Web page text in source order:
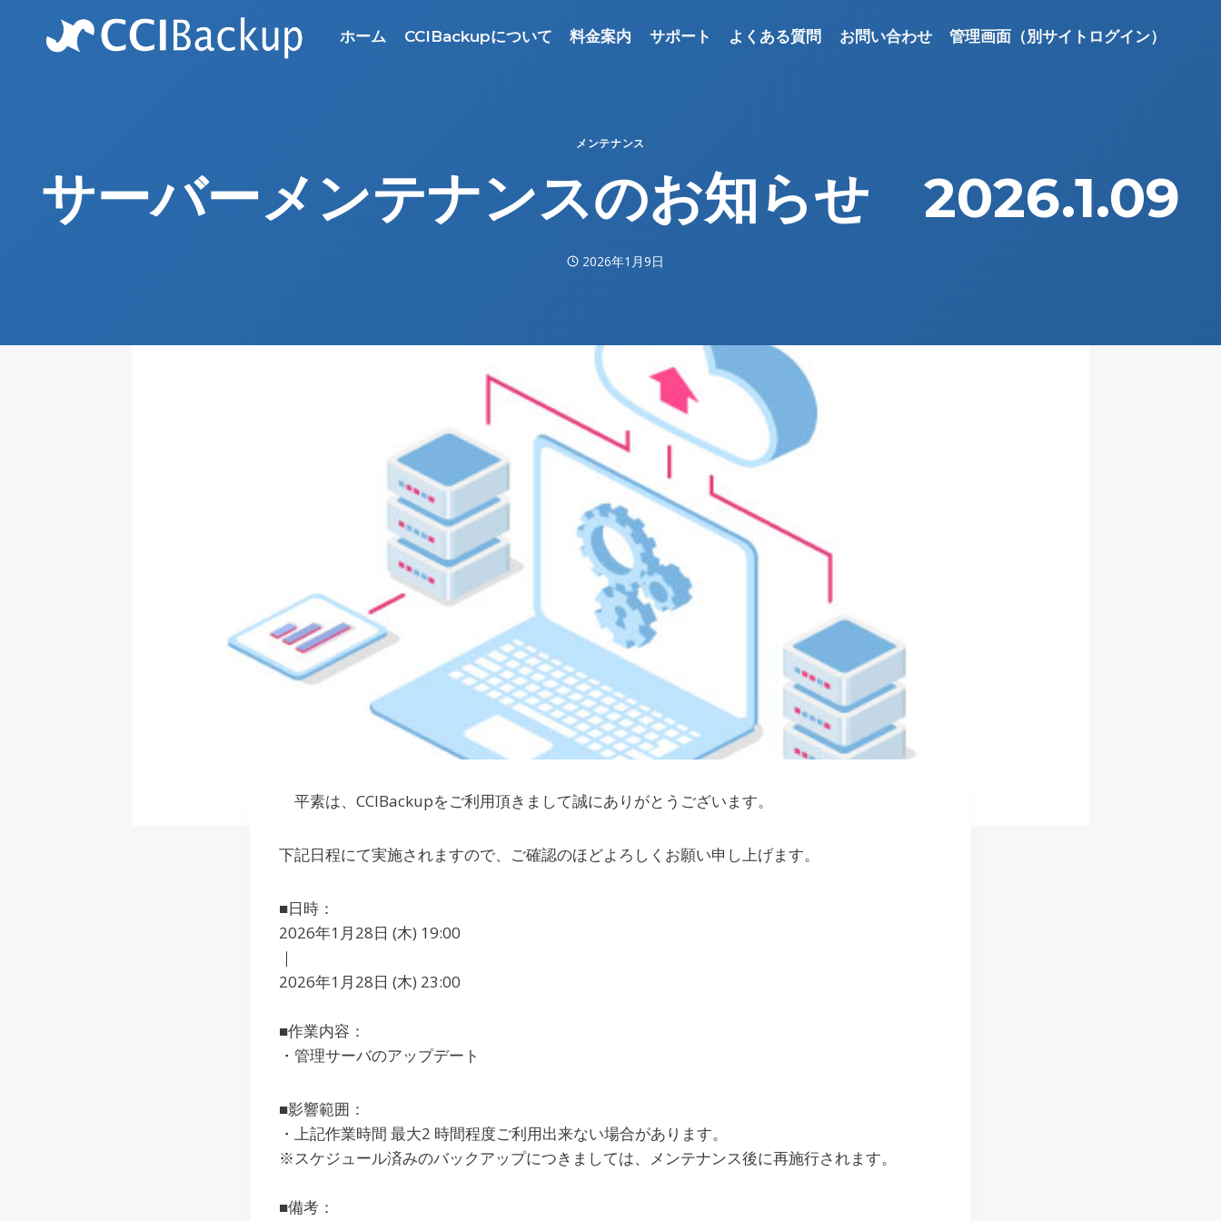
ホーム CCIBackupについて 料金案内 サポート よくある質問 お問い合わせ 管理画面（別サイトログイン）
メンテナンス
サーバーメンテナンスのお知らせ 2026.1.09
2026年1月9日
平素は、CCIBackupをご利用頂きまして誠にありがとうございます。
下記日程にて実施されますので、ご確認のほどよろしくお願い申し上げます。
■日時：
2026年1月28日 (木) 19:00
｜
2026年1月28日 (木) 23:00
■作業内容：
・管理サーバのアップデート
■影響範囲：
・上記作業時間 最大2 時間程度ご利用出来ない場合があります。
※スケジュール済みのバックアップにつきましては、メンテナンス後に再施行されます。
■備考：